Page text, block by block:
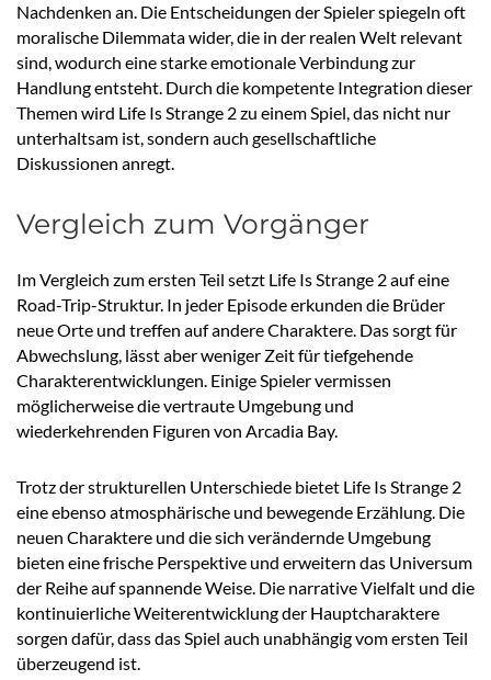
Nachdenken an. Die Entscheidungen der Spieler spiegeln oft
moralische Dilemmata wider, die in der realen Welt relevant
sind, wodurch eine starke emotionale Verbindung zur
Handlung entsteht. Durch die kompetente Integration dieser
Themen wird Life Is Strange 2 zu einem Spiel, das nicht nur
unterhaltsam ist, sondern auch gesellschaftliche
Diskussionen anregt.
Vergleich zum Vorgänger
Im Vergleich zum ersten Teil setzt Life Is Strange 2 auf eine
Road-Trip-Struktur. In jeder Episode erkunden die Brüder
neue Orte und treffen auf andere Charaktere. Das sorgt für
Abwechslung, lässt aber weniger Zeit für tiefgehende
Charakterentwicklungen. Einige Spieler vermissen
möglicherweise die vertraute Umgebung und
wiederkehrenden Figuren von Arcadia Bay.
Trotz der strukturellen Unterschiede bietet Life Is Strange 2
eine ebenso atmosphärische und bewegende Erzählung. Die
neuen Charaktere und die sich verändernde Umgebung
bieten eine frische Perspektive und erweitern das Universum
der Reihe auf spannende Weise. Die narrative Vielfalt und die
kontinuierliche Weiterentwicklung der Hauptcharaktere
sorgen dafür, dass das Spiel auch unabhängig vom ersten Teil
überzeugend ist.